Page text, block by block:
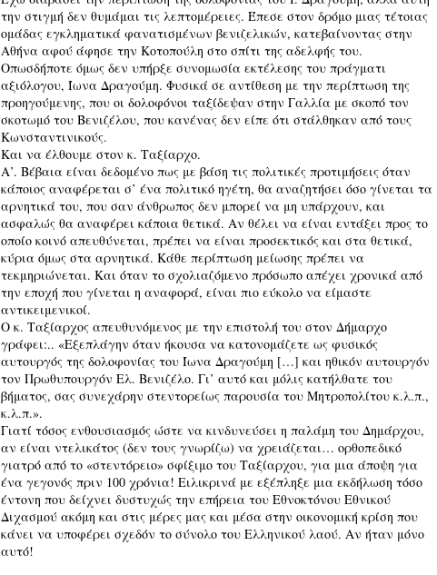
την στιγμή δεν θυμάμαι τις λεπτομέρειες. Έπεσε στον δρόμο μιας τέτοιας
ομάδας εγκληματικά φανατισμένων βενιζελικών, κατεβαίνοντας στην
Αθήνα αφού άφησε την Κοτοπούλη στο σπίτι της αδελφής του.
Οπωσδήποτε όμως δεν υπήρξε συνομωσία εκτέλεσης του πράγματι
αξιόλογου, Ίωνα Δραγούμη. Φυσικά σε αντίθεση με την περίπτωση της
προηγούμενης, που οι δολοφόνοι ταξίδεψαν στην Γαλλία με σκοπό τον
σκοτωμό του Βενιζέλου, που κανένας δεν είπε ότι στάλθηκαν από τους
Κωνσταντινικούς.
Και να έλθουμε στον κ. Ταξίαρχο.
Α’. Βέβαια είναι δεδομένο πως με βάση τις πολιτικές προτιμήσεις όταν
κάποιος αναφέρεται σ’ ένα πολιτικό ηγέτη, θα αναζητήσει όσο γίνεται τα
αρνητικά του, που σαν άνθρωπος δεν μπορεί να μη υπάρχουν, και
ασφαλώς θα αναφέρει κάποια θετικά. Αν θέλει να είναι εντάξει προς το
οποίο κοινό απευθύνεται, πρέπει να είναι προσεκτικός και στα θετικά,
κύρια όμως στα αρνητικά. Κάθε περίπτωση μείωσης πρέπει να
τεκμηριώνεται. Και όταν το σχολιαζόμενο πρόσωπο απέχει χρονικά από
την εποχή που γίνεται η αναφορά, είναι πιο εύκολο να είμαστε
αντικειμενικοί.
Ο κ. Ταξίαρχος απευθυνόμενος με την επιστολή του στον Δήμαρχο
γράφει:.. «Εξεπλάγην όταν ήκουσα να κατονομάζετε ως φυσικός
αυτουργός της δολοφονίας του Ίωνα Δραγούμη […] και ηθικόν αυτουργόν
τον Πρωθυπουργόν Ελ. Βενιζέλο. Γι’ αυτό και μόλις κατήλθατε του
βήματος, σας συνεχάρην στεντορείως παρουσία του Μητροπολίτου κ.λ.π.,
κ.λ.π.».
Γιατί τόσος ενθουσιασμός ώστε να κινδυνεύσει η παλάμη του Δημάρχου,
αν είναι ντελικάτος (δεν τους γνωρίζω) να χρειάζεται… ορθοπεδικό
γιατρό από το «στεντόρειο» σφίξιμο του Ταξίαρχου, για μια άποψη για
ένα γεγονός πριν 100 χρόνια! Ειλικρινά με εξέπληξε μια εκδήλωση τόσο
έντονη που δείχνει δυστυχώς την επήρεια του Εθνοκτόνου Εθνικού
Διχασμού ακόμη και στις μέρες μας και μέσα στην οικονομική κρίση που
κάνει να υποφέρει σχεδόν το σύνολο του Ελληνικού λαού. Αν ήταν μόνο
αυτό!